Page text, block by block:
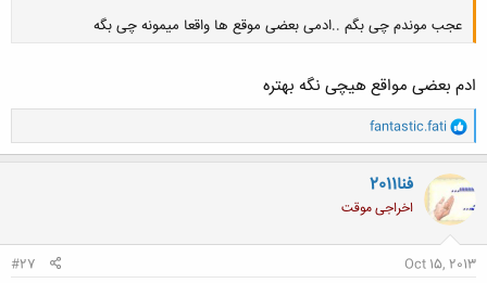
عجب موندم چی بگم ..ادمی بعضی موقع ها واقعا میمونه چی بگه
کلیک کنید تا باز شود...
ادم بعضی مواقع هیچی نگه بهتره
و
ا
ک
ن
ش
ه
ا
fantastic.fati
فنا2011
اخراجی موقت
Oct 15, 2013
#27